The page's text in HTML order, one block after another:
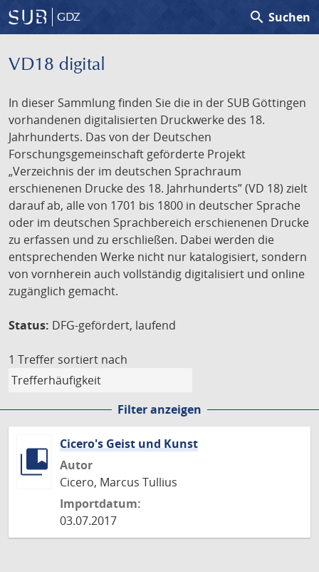
GDZ search Suchen
VD18 digital
In dieser Sammlung finden Sie die in der SUB Göttingen
vorhandenen digitalisierten Druckwerke des 18.
Jahrhunderts. Das von der Deutschen
Forschungsgemeinschaft geförderte Projekt
„Verzeichnis der im deutschen Sprachraum
erschienenen Drucke des 18. Jahrhunderts” (VD 18) zielt
darauf ab, alle von 1701 bis 1800 in deutscher Sprache
oder im deutschen Sprachbereich erschienenen Drucke
zu erfassen und zu erschließen. Dabei werden die
entsprechenden Werke nicht nur katalogisiert, sondern
von vornherein auch vollständig digitalisiert und online
zugänglich gemacht.
Status: DFG-gefördert, laufend
1 Treffer sortiert nach
Filter anzeigen
Cicero's Geist und Kunst
Autor
Cicero, Marcus Tullius
Importdatum:
03.07.2017